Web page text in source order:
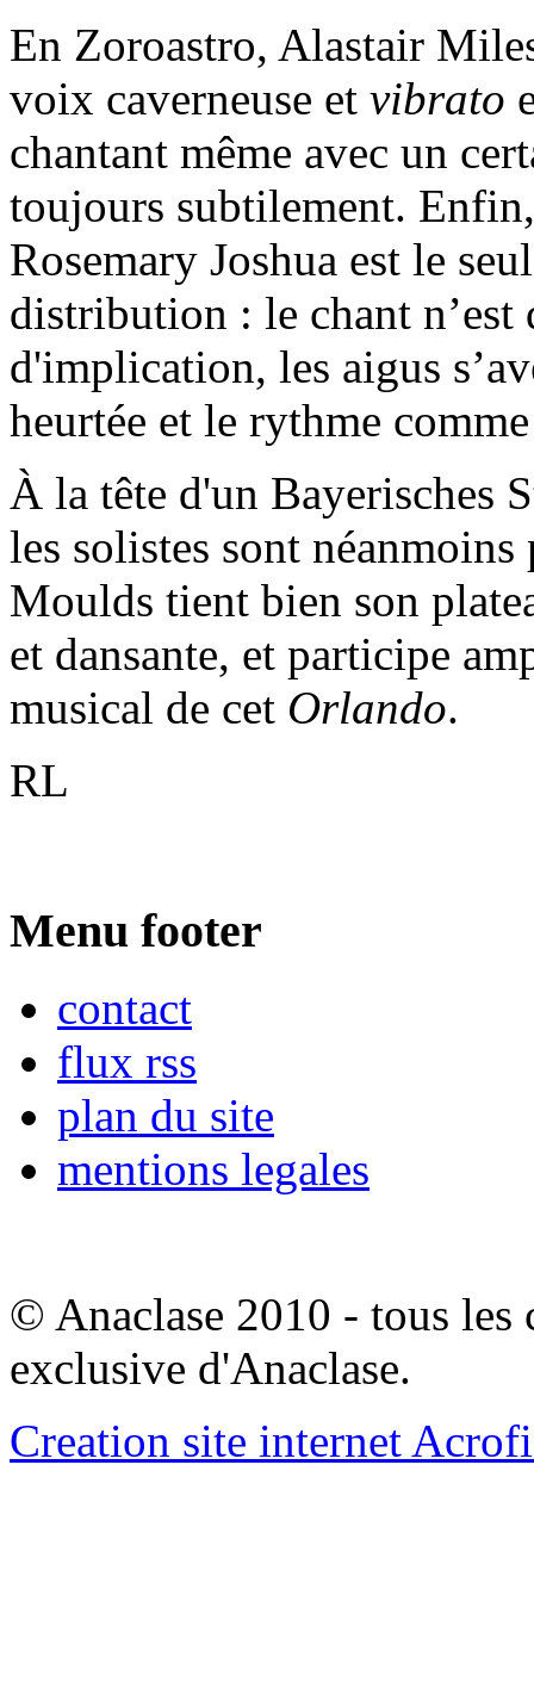
En Zoroastro, Alastair
voix caverneuse et vibrato
chantant même avec un
toujours subtilement.
Rosemary Joshua est le
distribution : le chant
d'implication, les aigus
heurtée et le rythme
À la tête d'un Bayerisches
les solistes sont
Moulds tient bien son
et dansante, et participe
musical de cet Orlando.
RL
Menu footer
contact
flux rss
plan du site
mentions legales
© Anaclase 2010 - tous les
exclusive d'Anaclase.
Creation site internet